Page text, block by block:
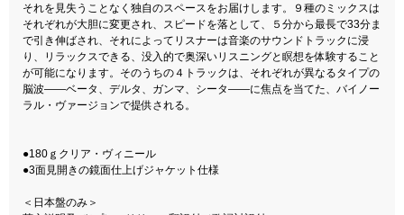
それを見失うことなく独自のスペースをお届けします。９種のミックスは
それぞれが大胆に変更され、スピードを落として、５分から最長で33分ま
で引き伸ばされ、それによってリスナーは音楽のサウンドトラックに浸
り、リラックスできる、没入的で奥深いリスニングと瞑想を体験すること
が可能になります。そのうちの４トラックは、それぞれが異なるタイプの
脳波——ベータ、デルタ、ガンマ、シータ——に焦点を当てた、バイノー
ラル・ヴァージョンで提供される。
●180ｇクリア・ヴィニール
●3面見開きの鏡面仕上げジャケット仕様
＜日本盤のみ＞